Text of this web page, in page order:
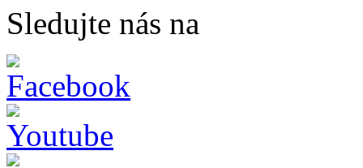
Sledujte nás na